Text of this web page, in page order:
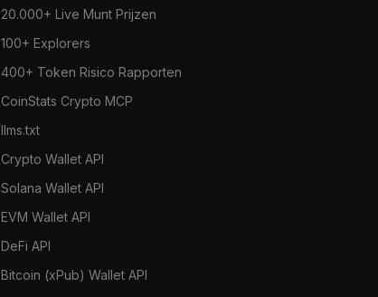
20.000+ Live Munt Prijzen
100+ Explorers
400+ Token Risico Rapporten
CoinStats Crypto MCP
llms.txt
Crypto Wallet API
Solana Wallet API
EVM Wallet API
DeFi API
Bitcoin (xPub) Wallet API